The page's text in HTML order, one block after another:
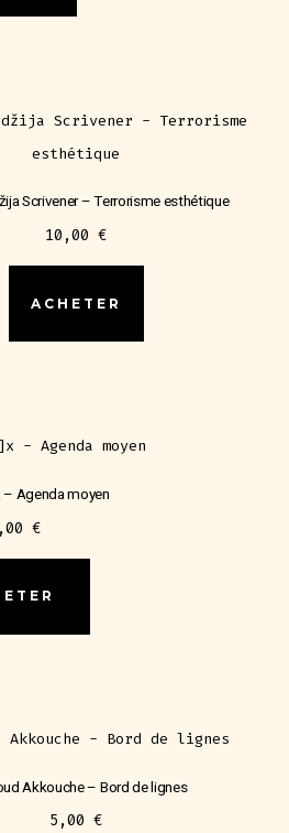
Scrivener – Terrorisme esthétique
10,00€
ACHETER
Agenda moyen
€
Akkouche – Bord de lignes
5,00€